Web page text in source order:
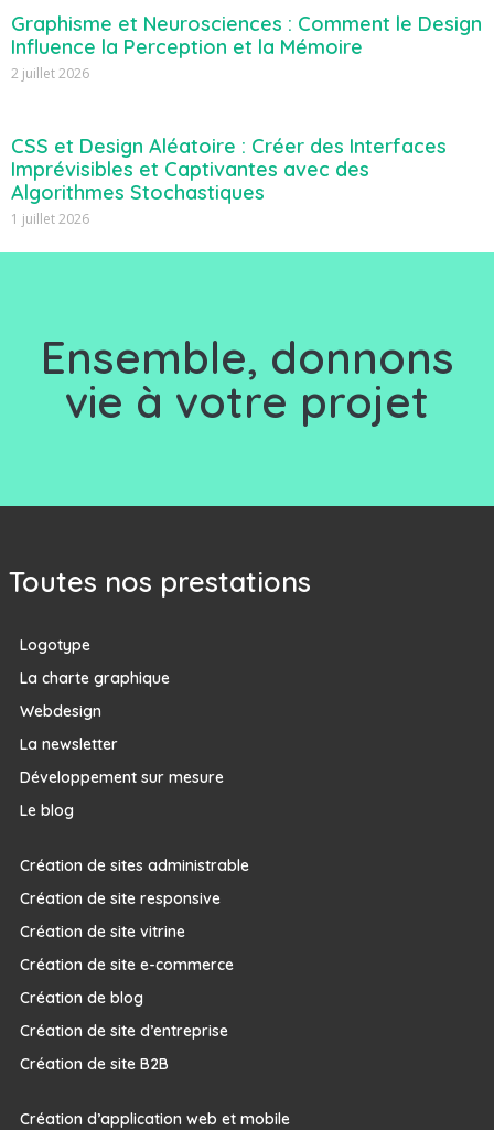
Graphisme et Neurosciences : Comment le Design
Influence la Perception et la Mémoire
2 juillet 2026
CSS et Design Aléatoire : Créer des Interfaces
Imprévisibles et Captivantes avec des
Algorithmes Stochastiques
1 juillet 2026
Ensemble, donnons
vie à votre projet
Toutes nos prestations
Logotype
La charte graphique
Webdesign
La newsletter
Développement sur mesure
Le blog
Création de sites administrable
Création de site responsive
Création de site vitrine
Création de site e-commerce
Création de blog
Création de site d’entreprise
Création de site B2B
Création d’application web et mobile